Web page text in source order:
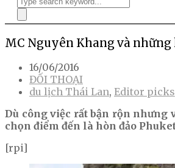
MC Nguyên Khang và
16/06/2016
ĐỐI THOẠI
du lịch Thái Lan, Editor picks
Dù công việc rất bận rộn
chọn điểm đến là hòn đảo
[rpi]